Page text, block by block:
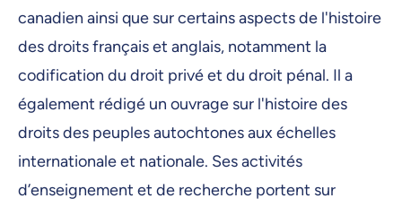
canadien ainsi que sur certains aspects de l'histoire
des droits français et anglais, notamment la
codification du droit privé et du droit pénal. Il a
également rédigé un ouvrage sur l'histoire des
droits des peuples autochtones aux échelles
internationale et nationale. Ses activités
d’enseignement et de recherche portent sur